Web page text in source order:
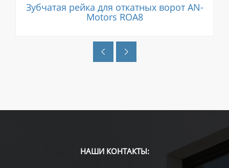
Зубчатая рейка для откатных ворот AN-
Motors ROA8
НАШИ КОНТАКТЫ: